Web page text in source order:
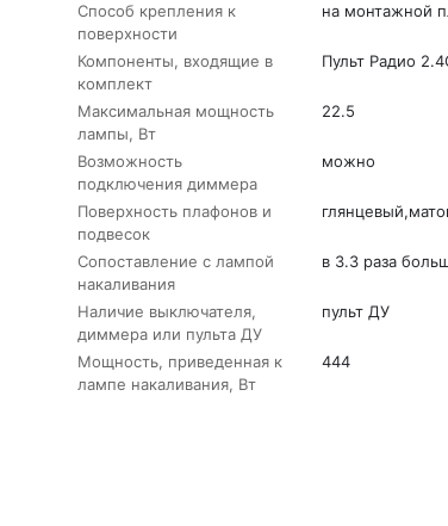
Способ крепления к
поверхности
на монтажной
Компоненты, входящие в
комплект
Пульт Радио
Максимальная мощность
лампы, Вт
22.5
Возможность
подключения диммера
можно
Поверхность плафонов и
подвесок
Сопоставление с лампой
накаливания
в 3.3 раза
Наличие выключателя,
диммера или пульта ДУ
пульт ДУ
Мощность, приведенная к
лампе накаливания, Вт
444